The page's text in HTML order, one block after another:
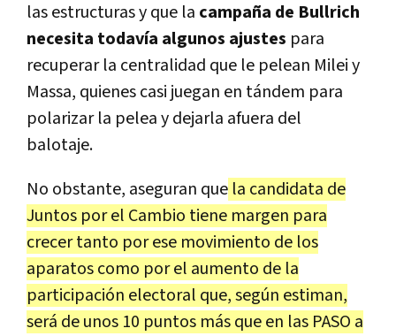
las estructuras y que la campaña de Bullrich
necesita todavía algunos ajustes para
recuperar la centralidad que le pelean Milei y
Massa, quienes casi juegan en tándem para
polarizar la pelea y dejarla afuera del
balotaje.
No obstante, aseguran que la candidata de
Juntos por el Cambio tiene margen para
crecer tanto por ese movimiento de los
aparatos como por el aumento de la
participación electoral que, según estiman,
será de unos 10 puntos más que en las PASO a